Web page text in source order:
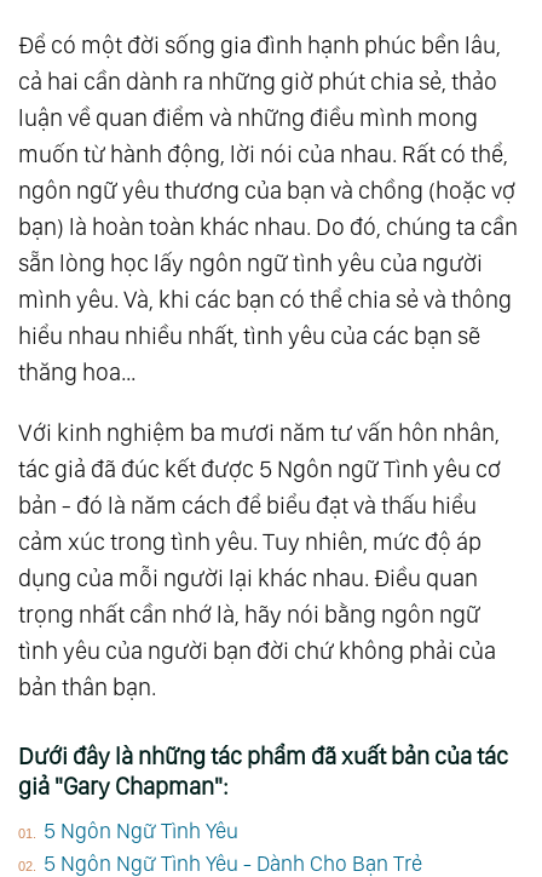
Để có một đời sống gia đình hạnh phúc bền lâu,
cả hai cần dành ra những giờ phút chia sẻ, thảo
luận về quan điểm và những điều mình mong
muốn từ hành động, lời nói của nhau. Rất có thể,
ngôn ngữ yêu thương của bạn và chồng (hoặc vợ
bạn) là hoàn toàn khác nhau. Do đó, chúng ta cần
sẵn lòng học lấy ngôn ngữ tình yêu của người
mình yêu. Và, khi các bạn có thể chia sẻ và thông
hiểu nhau nhiều nhất, tình yêu của các bạn sẽ
thăng hoa…
Với kinh nghiệm ba mươi năm tư vấn hôn nhân,
tác giả đã đúc kết được 5 Ngôn ngữ Tình yêu cơ
bản - đó là năm cách để biểu đạt và thấu hiểu
cảm xúc trong tình yêu. Tuy nhiên, mức độ áp
dụng của mỗi người lại khác nhau. Điều quan
trọng nhất cần nhớ là, hãy nói bằng ngôn ngữ
tình yêu của người bạn đời chứ không phải của
bản thân bạn.
Dưới đây là những tác phẩm đã xuất bản của tác
giả "Gary Chapman":
5 Ngôn Ngữ Tình Yêu
5 Ngôn Ngữ Tình Yêu - Dành Cho Bạn Trẻ